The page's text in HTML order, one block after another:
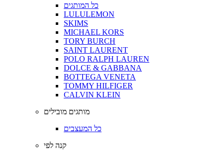
כל המותגים
LULULEMON
SKIMS
MICHAEL KORS
TORY BURCH
SAINT LAURENT
POLO RALPH LAUREN
DOLCE & GABBANA
BOTTEGA VENETA
TOMMY HILFIGER
CALVIN KLEIN
מותגים מובילים
כל המעצבים
קנה לפי